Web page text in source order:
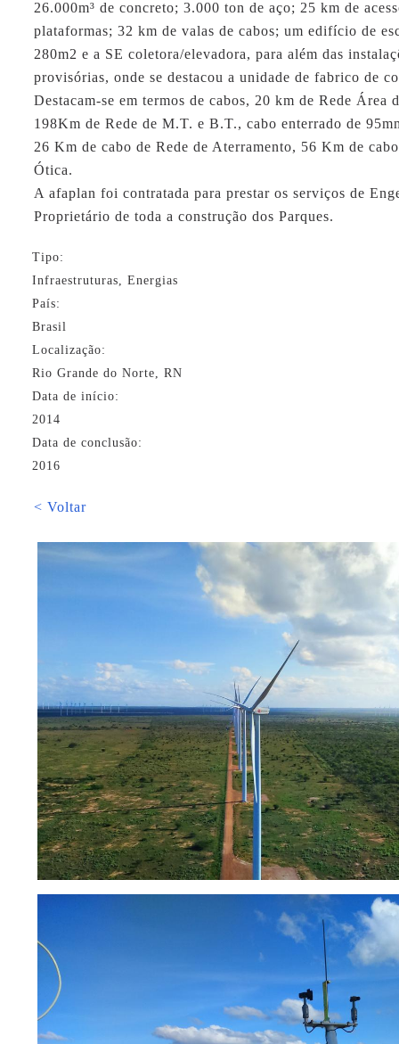
26.000m³ de concreto; 3.000 ton de aço; 25 km de
plataformas; 32 km de valas de cabos; um edifício de
280m2 e a SE coletora/elevadora, para além das
provisórias, onde se destacou a unidade de fabrico de
Destacam-se em termos de cabos, 20 km de Rede Área
198Km de Rede de M.T. e B.T., cabo enterrado de
26 Km de cabo de Rede de Aterramento, 56 Km de
Ótica.
A afaplan foi contratada para prestar os serviços de
Proprietário de toda a construção dos Parques.
Tipo:
Infraestruturas, Energias
País:
Brasil
Localização:
Rio Grande do Norte, RN
Data de início:
2014
Data de conclusão:
2016
< Voltar